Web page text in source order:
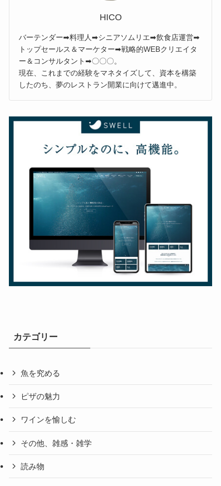
HICO
バーテンダー➡料理人➡シニアソムリエ➡飲食店運営➡
トップセールス＆マーケター➡戦略的WEBクリエイタ
ー＆コンサルタント➡〇〇〇。
現在、これまでの経験をマネタイズして、資本を構築
したのち、夢のレストラン開業に向けて邁進中。
カテゴリー
魚を究める
ピザの魅力
ワインを愉しむ
その他、雑感・雑学
読み物